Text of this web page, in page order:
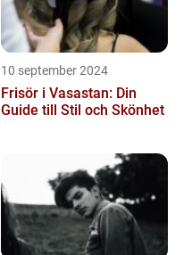
10 september 2024
Frisör i Vasastan: Din
Guide till Stil och Skönhet